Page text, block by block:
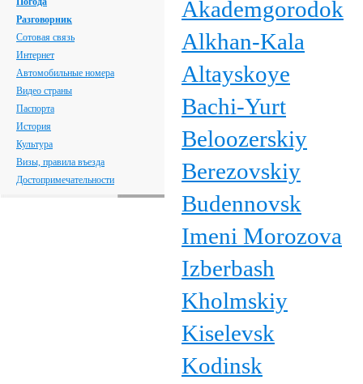
Разговорник
Сотовая связь
Интернет
Автомобильные номера
Видео страны
Паспорта
История
Культура
Визы, правила въезда
Достопримечательности
Akademgorodok
Alkhan-Kala
Altayskoye
Bachi-Yurt
Beloozerskiy
Berezovskiy
Budennovsk
Imeni Morozova
Izberbash
Kholmskiy
Kiselevsk
Kodinsk